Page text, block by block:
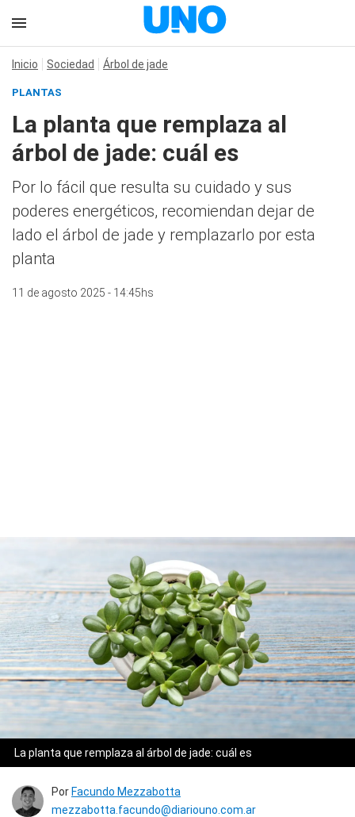
Inicio Sociedad Árbol de jade
PLANTAS
La planta que remplaza al
árbol de jade: cuál es
Por lo fácil que resulta su cuidado y sus
poderes energéticos, recomiendan dejar de
lado el árbol de jade y remplazarlo por esta
planta
11 de agosto 2025 - 14:45hs
La planta que remplaza al árbol de jade: cuál es
Por Facundo Mezzabotta
mezzabotta.facundo@diariouno.com.ar